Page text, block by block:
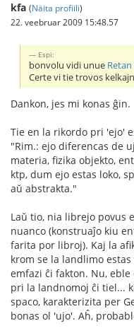
kfa (Näita profiili)
22. veebruar 2009 15:48.57
Espi:
bonvolu vidi unue
Certe vi tie trovos
Dankon, jes mi konas ĝin.
Tie en la rikordo pri 'ejo'
"Rim.: ejo diferencas de
materia, fizika objekto,
ktp, dum ejo estas loko,
aŭ abstrakta."
Laŭ tio, nia librejo povus
nuanco (konstruaĵo kiu
farita por libroj). Kaj la
krom se la landlimo
emfazi ĉi fakton. Nu,
pri la landnomoj ĉi tiel...
spaco, karakterizita per
bonas ol 'ujo'. Aĥ,